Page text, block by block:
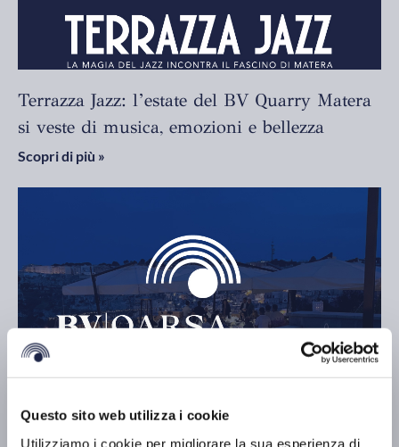
Questo sito web utilizza i cookie
Utilizziamo i cookie per migliorare la sua esperienza di
Terrazza Jazz: l’estate del BV Quarry Matera
si veste di musica, emozioni e bellezza
Scopri di più »